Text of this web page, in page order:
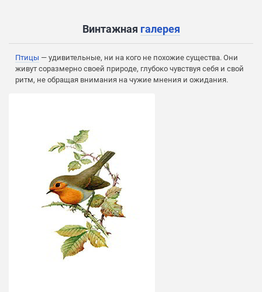
Винтажная галерея
Птицы — удивительные, ни на кого не похожие существа. Они
живут соразмерно своей природе, глубоко чувствуя себя и свой
ритм, не обращая внимания на чужие мнения и ожидания.